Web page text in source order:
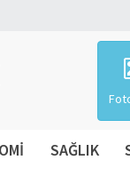
SAĞLIK